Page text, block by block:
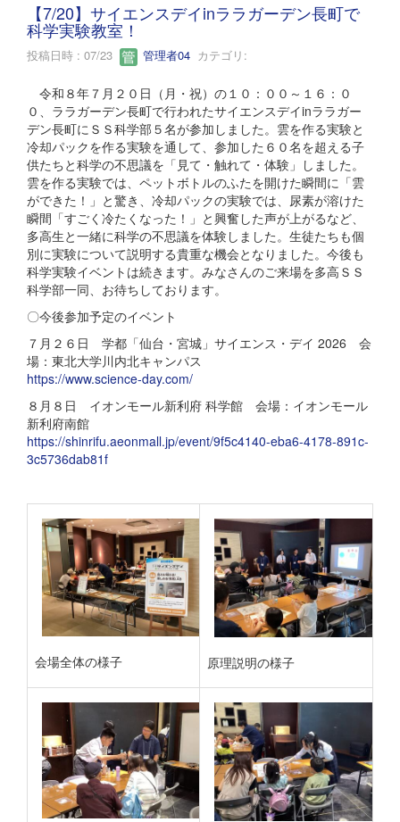
【7/20】サイエンスデイinララガーデン長町で
科学実験教室！
投稿日時 : 07/23 管理者04 カテゴリ:
令和８年７月２０日（月・祝）の１０：００～１６：０
０、ララガーデン長町で行われたサイエンスデイinララガー
デン長町にＳＳ科学部５名が参加しました。雲を作る実験と
冷却パックを作る実験を通して、参加した６０名を超える子
供たちと科学の不思議を「見て・触れて・体験」しました。
雲を作る実験では、ペットボトルのふたを開けた瞬間に「雲
ができた！」と驚き、冷却パックの実験では、尿素が溶けた
瞬間「すごく冷たくなった！」と興奮した声が上がるなど、
多高生と一緒に科学の不思議を体験しました。生徒たちも個
別に実験について説明する貴重な機会となりました。今後も
科学実験イベントは続きます。みなさんのご来場を多高ＳＳ
科学部一同、お待ちしております。
〇今後参加予定のイベント
７月２６日 学都「仙台・宮城」サイエンス・デイ 2026 会
場：東北大学川内北キャンパス
https://www.science-day.com/
８月８日 イオンモール新利府 科学館 会場：イオンモール
新利府南館
https://shinrifu.aeonmall.jp/event/9f5c4140-eba6-4178-891c-
3c5736dab81f
会場全体の様子 原理説明の様子